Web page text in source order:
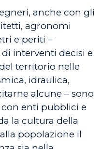
anche con gli
agronomi
e periti –
interventi decisi e
territorio nelle
idraulica,
alcune – sono
enti pubblici e
la cultura della
popolazione il